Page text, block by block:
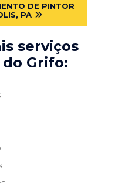
DE PINTOR
PA
serviços
Grifo: